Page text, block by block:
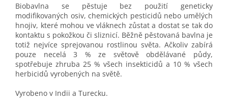
Biobavlna se pěstuje bez použití geneticky
modifikovaných osiv, chemických pesticidů nebo umělých
hnojiv, které mohou ve vláknech zůstat a dostat se tak do
kontaktu s pokožkou či sliznicí. Běžně pěstovaná bavlna je
totiž nejvíce sprejovanou rostlinou světa. Ačkoliv zabírá
pouze necelá 3 % ze světově obdělávané půdy,
spotřebuje zhruba 25 % všech insekticidů a 10 % všech
herbicidů vyrobených na světě.
Vyrobeno v Indii a Turecku.